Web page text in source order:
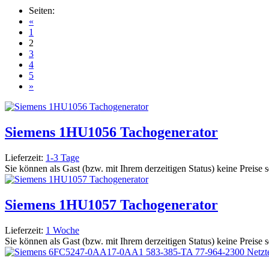
Seiten:
«
1
2
3
4
5
»
Siemens 1HU1056 Tachogenerator
Lieferzeit: 1-3 Tage
Sie können als Gast (bzw. mit Ihrem derzeitigen Status) keine Preise
Siemens 1HU1057 Tachogenerator
Lieferzeit: 1 Woche
Sie können als Gast (bzw. mit Ihrem derzeitigen Status) keine Preise